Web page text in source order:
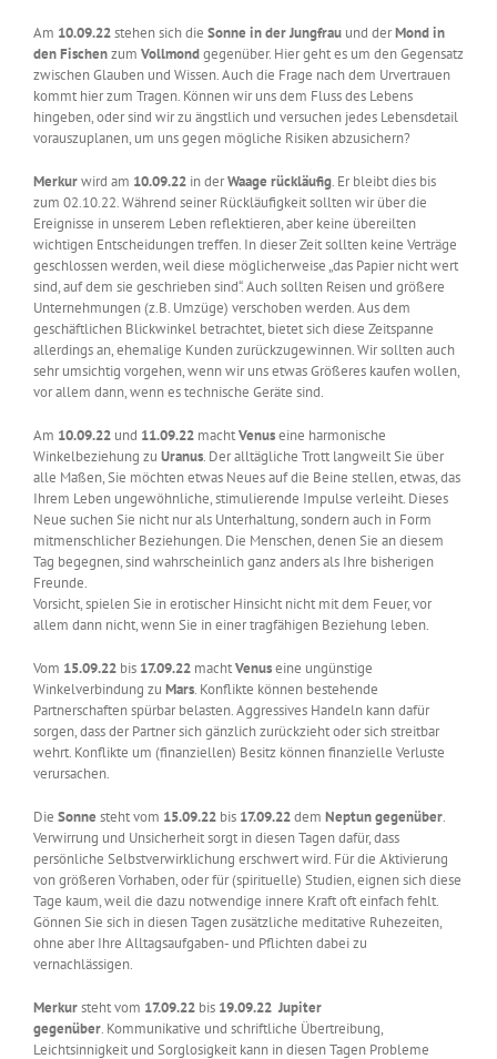
Am 10.09.22stehen sich die Sonne in der Jungfrau und derMond in
den Fischenzum Vollmondgegenüber. Hier geht es um den Gegensatz
zwischen Glauben und Wissen. Auch die Frage nach dem Urvertrauen
kommt hier zum Tragen. Können wir uns dem Fluss des Lebens
hingeben, oder sind wir zu ängstlich und versuchen jedes Lebensdetail
vorauszuplanen, um uns gegen mögliche Risiken abzusichern?
Merkurwird am 10.09.22 in derWaage rückläufig. Er bleibt dies bis
zum 02.10.22. Während seiner Rückläufigkeit sollten wir über die
Ereignisse in unserem Leben reflektieren, aber keine übereilten
wichtigen Entscheidungen treffen. In dieser Zeit sollten keine Verträge
geschlossen werden, weil diese möglicherweise „das Papier nicht wert
sind, auf dem sie geschrieben sind“. Auch sollten Reisen und größere
Unternehmungen (z.B. Umzüge) verschoben werden. Aus dem
geschäftlichen Blickwinkel betrachtet, bietet sich diese Zeitspanne
allerdings an, ehemalige Kunden zurückzugewinnen. Wir sollten auch
sehr umsichtig vorgehen, wenn wir uns etwas Größeres kaufen wollen,
vor allem dann, wenn es technische Geräte sind.
Am 10.09.22 und 11.09.22 machtVenuseine harmonische
Winkelbeziehung zu Uranus. Der alltägliche Trott langweilt Sie über
alle Maßen, Sie möchten etwas Neues auf die Beine stellen, etwas, das
Ihrem Leben ungewöhnliche, stimulierende Impulse verleiht. Dieses
Neue suchen Sie nicht nur als Unterhaltung, sondern auch in Form
mitmenschlicher Beziehungen. Die Menschen, denen Sie an diesem
Tag begegnen, sind wahrscheinlich ganz anders als Ihre bisherigen
Freunde.
Vorsicht, spielen Sie in erotischer Hinsicht nicht mit dem Feuer, vor
allem dann nicht, wenn Sie in einer tragfähigen Beziehung leben.
Vom 15.09.22 bis 17.09.22 machtVenuseine ungünstige
Winkelverbindung zu Mars. Konflikte können bestehende
Partnerschaften spürbar belasten. Aggressives Handeln kann dafür
sorgen, dass der Partner sich gänzlich zurückzieht oder sich streitbar
wehrt. Konflikte um (finanziellen) Besitz können finanzielle Verluste
verursachen.
Die Sonne steht vom 15.09.22 bis 17.09.22dem Neptungegenüber.
Verwirrung und Unsicherheit sorgt in diesen Tagen dafür, dass
persönliche Selbstverwirklichung erschwert wird. Für die Aktivierung
von größeren Vorhaben, oder für (spirituelle) Studien, eignen sich diese
Tage kaum, weil die dazu notwendige innere Kraft oft einfach fehlt.
Gönnen Sie sich in diesen Tagen zusätzliche meditative Ruhezeiten,
ohne aber Ihre Alltagsaufgaben- und Pflichten dabei zu
vernachlässigen.
Merkursteht vom 17.09.22 bis 19.09.22 Jupiter
gegenüber. Kommunikative und schriftliche Übertreibung,
Leichtsinnigkeit und Sorglosigkeit kann in diesen Tagen Probleme